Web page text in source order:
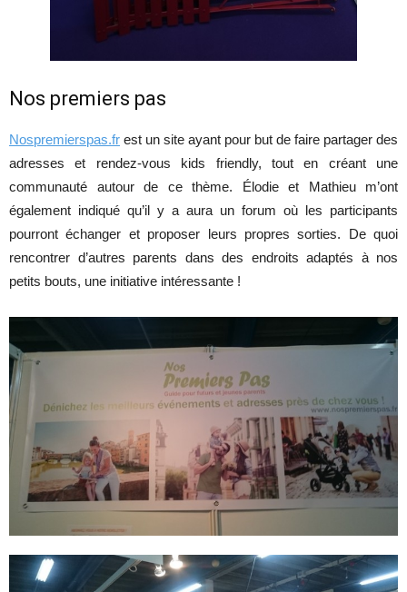
Nos premiers pas
Nospremierspas.fr est un site ayant pour but de faire partager des
adresses et rendez-vous kids friendly, tout en créant une
communauté autour de ce thème. Élodie et Mathieu m’ont
également indiqué qu’il y a aura un forum où les participants
pourront échanger et proposer leurs propres sorties. De quoi
rencontrer d’autres parents dans des endroits adaptés à nos
petits bouts, une initiative intéressante !